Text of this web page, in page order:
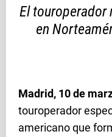
El touroperador
en
Madrid, 10 de
touroperador
americano que